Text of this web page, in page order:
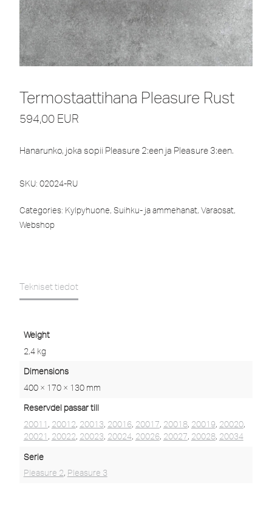
Termostaattihana Pleasure Rust
594,00 EUR
Hanarunko, joka sopii Pleasure 2:een ja Pleasure 3:een.
SKU: 02024-RU
Categories: Kylpyhuone, Suihku- ja ammehanat, Varaosat,
Webshop
Tekniset tiedot
Weight
2,4 kg
Dimensions
400 × 170 × 130 mm
Reservdel passar till
20011 , 20012, 20013, 20016, 20017, 20018, 20019, 20020,
20021 , 20022, 20023, 20024, 20026, 20027, 20028, 20034
Serie
Pleasure 2, Pleasure 3